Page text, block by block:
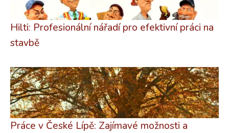
Hilti: Profesionální nářadí pro efektivní práci na
stavbě
Práce v České Lípě: Zajímavé možnosti a